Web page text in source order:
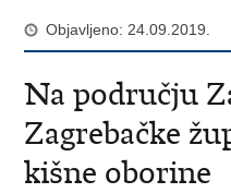
Objavljeno: 24.09.2019.
Na području
Zagrebačke
kišne oborine